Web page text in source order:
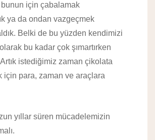
için çabalamak
ya da ondan vazgeçmek
Belki de bu yüzden kendimizi
bu kadar çok şımartırken
istediğimiz zaman çikolata
için para, zaman ve araçlara
yıllar süren mücadelemizin